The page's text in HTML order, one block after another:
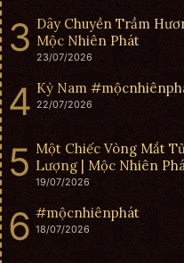
Dây Chuyền Trầm
Mộc Nhiên Phát
23/07/2026
Kỳ Nam
22/07/2026
Một Chiếc Vòng Mắt
Lượng | Mộc Nhiên
19/07/2026
#mộcnhiênphát
18/07/2026